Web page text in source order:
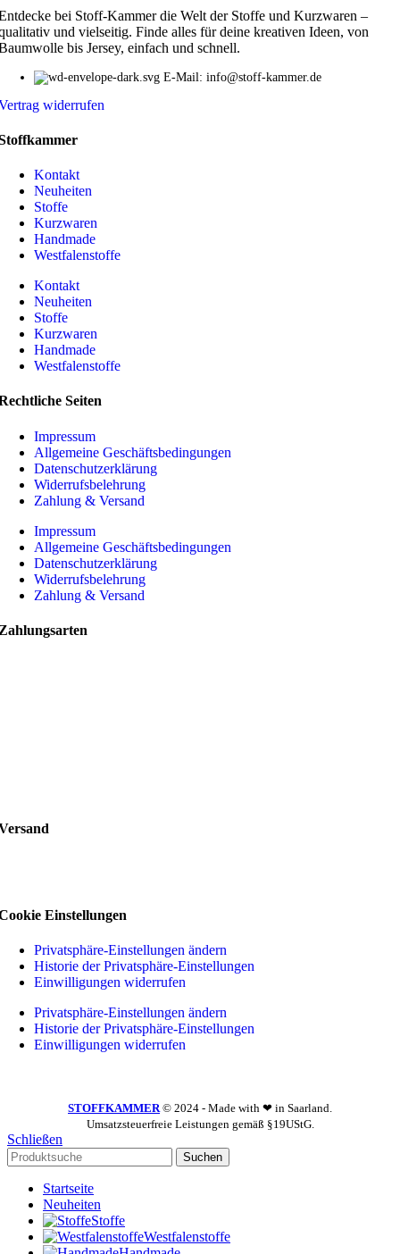
bei Stoff-Kammer die Welt der Stoffe und Kurzwaren –
und vielseitig. Finde alles für deine kreativen Ideen, von
bis Jersey, einfach und schnell.
E-Mail: info@stoff-kammer.de
widerrufen
Kontakt
Neuheiten
Stoffe
Kurzwaren
Handmade
Westfalenstoffe
Kontakt
Neuheiten
Stoffe
Kurzwaren
Handmade
Westfalenstoffe
Seiten
Impressum
Allgemeine Geschäftsbedingungen
Datenschutzerklärung
Widerrufsbelehrung
Zahlung & Versand
Impressum
Allgemeine Geschäftsbedingungen
Datenschutzerklärung
Widerrufsbelehrung
Zahlung & Versand
Einstellungen
Privatsphäre-Einstellungen ändern
Historie der Privatsphäre-Einstellungen
Einwilligungen widerrufen
Privatsphäre-Einstellungen ändern
Historie der Privatsphäre-Einstellungen
Einwilligungen widerrufen
STOFFKAMMER© 2024 - Made with ❤ in Saarland.
Umsatzsteuerfreie Leistungen gemäß §19UStG.
Schließen
Suchen
Startseite
Neuheiten
Stoffe
Westfalenstoffe